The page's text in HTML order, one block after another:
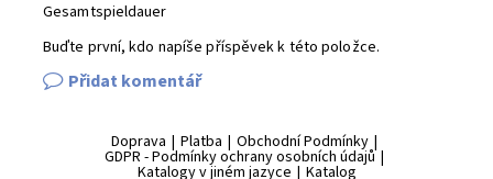
Gesamtspieldauer
Buďte první, kdo napíše příspěvek k této položce.
Přidat komentář
Doprava | Platba | Obchodní Podmínky |
GDPR - Podmínky ochrany osobních údajů |
Katalogy v jiném jazyce | Katalog